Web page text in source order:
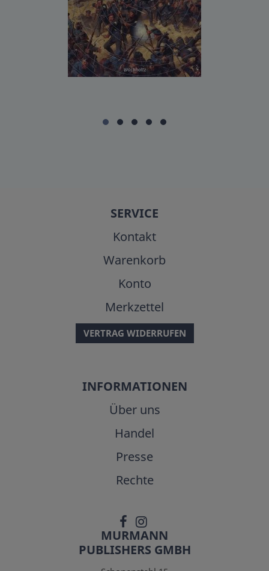
SERVICE
Kontakt
Warenkorb
Konto
Merkzettel
VERTRAG WIDERRUFEN
INFORMATIONEN
Über uns
Handel
Presse
Rechte
MURMANN
PUBLISHERS GMBH